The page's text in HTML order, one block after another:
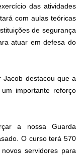
das atividades
com aulas teóricas
de segurança
atuar em defesa do
Jacob destacou que a
importante reforço
a nossa Guarda
O curso terá 570
servidores para